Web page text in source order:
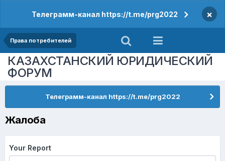
Телеграмм-канал https://t.me/prg2022 ×
Права потребителей
КАЗАХСТАНСКИЙ ЮРИДИЧЕСКИЙ
ФОРУМ
Телеграмм-канал https://t.me/prg2022
Жалоба
Your Report